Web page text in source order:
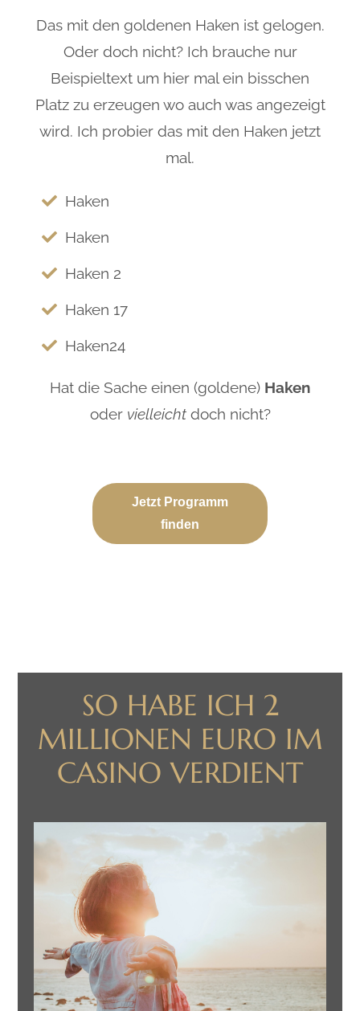
Das mit den goldenen Haken ist gelogen.
Oder doch nicht? Ich brauche nur
Beispieltext um hier mal ein bisschen
Platz zu erzeugen wo auch was angezeigt
wird. Ich probier das mit den Haken jetzt
mal.
Haken
Haken
Haken 2
Haken 17
Haken24
Hat die Sache einen (goldene) Haken
oder vielleichtdoch nicht?
Jetzt Programm
finden
SO HABE ICH 2
MILLIONEN EURO IM
CASINO VERDIENT